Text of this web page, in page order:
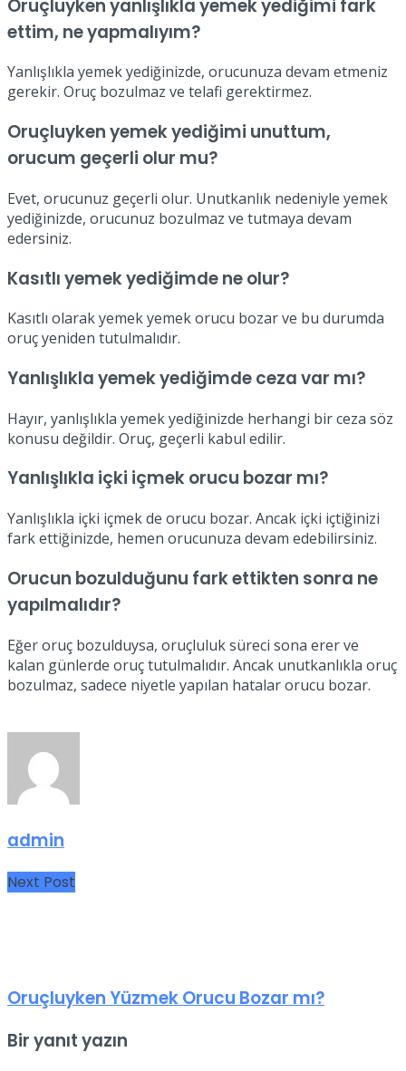
Oruçluyken yanlışlıkla yemek yediğimi fark
ettim, ne yapmalıyım?
Yanlışlıkla yemek yediğinizde, orucunuza devam etmeniz
gerekir. Oruç bozulmaz ve telafi gerektirmez.
Oruçluyken yemek yediğimi unuttum,
orucum geçerli olur mu?
Evet, orucunuz geçerli olur. Unutkanlık nedeniyle yemek
yediğinizde, orucunuz bozulmaz ve tutmaya devam
edersiniz.
Kasıtlı yemek yediğimde ne olur?
Kasıtlı olarak yemek yemek orucu bozar ve bu durumda
oruç yeniden tutulmalıdır.
Yanlışlıkla yemek yediğimde ceza var mı?
Hayır, yanlışlıkla yemek yediğinizde herhangi bir ceza söz
konusu değildir. Oruç, geçerli kabul edilir.
Yanlışlıkla içki içmek orucu bozar mı?
Yanlışlıkla içki içmek de orucu bozar. Ancak içki içtiğinizi
fark ettiğinizde, hemen orucunuza devam edebilirsiniz.
Orucun bozulduğunu fark ettikten sonra ne
yapılmalıdır?
Eğer oruç bozulduysa, oruçluluk süreci sona erer ve
kalan günlerde oruç tutulmalıdır. Ancak unutkanlıkla oruç
bozulmaz, sadece niyetle yapılan hatalar orucu bozar.
admin
Next Post
Oruçluyken Yüzmek Orucu Bozar mı?
Bir yanıt yazın